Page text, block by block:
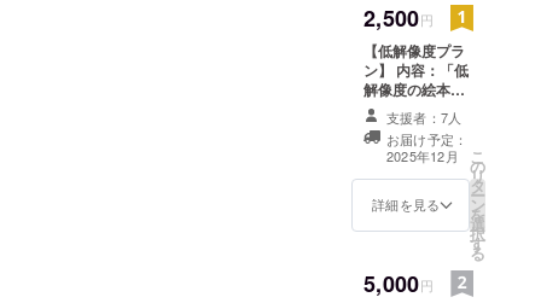
かる絵本 第
３巻」等ク
ラウドファ
ンディング
を成功(目標
額達成)して
います。
す。 ※ 「絵本」
本編はございま
せん。
2,500円
【低解像度プラ
ン】 内容：「低
解像度の絵本」
提供方法：Xの
DMもしくはメー
ルにてダウン
ロード先URLを
お送りします。
※ 絵本は低解像
す。
支援者：7人
お届け予定：
2025年12月
詳細を見る
こ
の
リ
タ
ー
ン
を
選
択
す
る
5,000円